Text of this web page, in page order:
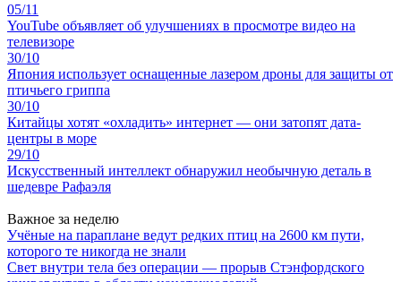
05/11
YouTube объявляет об улучшениях в просмотре видео на
телевизоре
30/10
Япония использует оснащенные лазером дроны для защиты от
птичьего гриппа
30/10
Китайцы хотят «охладить» интернет — они затопят дата-
центры в море
29/10
Искусственный интеллект обнаружил необычную деталь в
шедевре Рафаэля
Важное за неделю
Учёные на параплане ведут редких птиц на 2600 км пути,
которого те никогда не знали
Свет внутри тела без операции — прорыв Стэнфордского